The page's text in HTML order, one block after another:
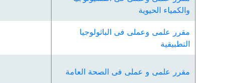
والكمياء الحيوية
مقرر علمى وعملى فى الباثولوجيا
التطبيقية
مقرر علمى و عملى فى الصحة العامة